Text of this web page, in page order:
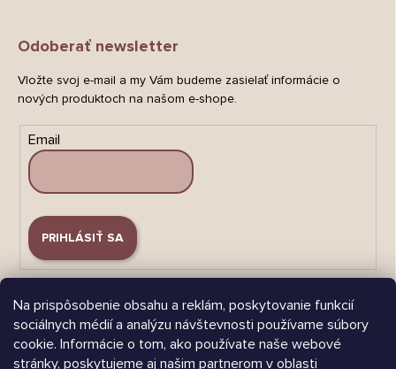
Na prispôsobenie obsahu a reklám, poskytovanie funkcií
sociálnych médií a analýzu návštevnosti používame súbory
cookie. Informácie o tom, ako používate naše webové
stránky, poskytujeme aj našim partnerom v oblasti
Odoberať newsletter
Vložte svoj e-mail a my Vám budeme zasielať informácie o
nových produktoch na našom e-shope.
Email
PRIHLÁSIŤ SA